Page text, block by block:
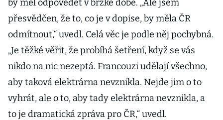
by měl odpovědět v brzké době. „Ale jsem
přesvědčen, že to, co je v dopise, by měla ČR
odmítnout,“ uvedl. Celá věc je podle něj pochybná.
„Je těžké věřit, že probíhá šetření, když se vás
nikdo na nic nezeptá. Francouzi udělají všechno,
aby taková elektrárna nevznikla. Nejde jim o to
vyhrát, ale o to, aby tady elektrárna nevznikla, a
to je dramatická zpráva pro ČR,“ uvedl.